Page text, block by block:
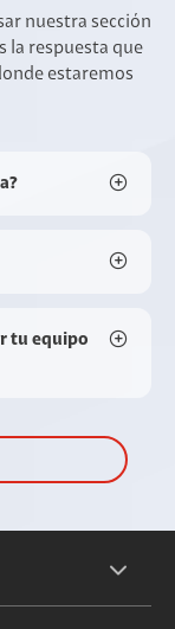
nuestra sección
la respuesta que
estaremos
tu equipo